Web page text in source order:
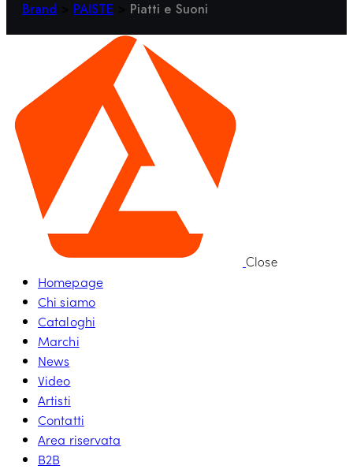
Brand PAISTE Piatti e Suoni
Close
Homepage
Chi siamo
Cataloghi
Marchi
News
Video
Artisti
Contatti
Area riservata
B2B